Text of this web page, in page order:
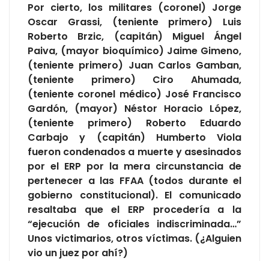
Por cierto, los militares (coronel) Jorge
Oscar Grassi, (teniente primero) Luis
Roberto Brzic, (capitán) Miguel Ángel
Paiva, (mayor bioquímico) Jaime Gimeno,
(teniente primero) Juan Carlos Gamban,
(teniente primero) Ciro Ahumada,
(teniente coronel médico) José Francisco
Gardón, (mayor) Néstor Horacio López,
(teniente primero) Roberto Eduardo
Carbajo y (capitán) Humberto Viola
fueron condenados a muerte y asesinados
por el ERP por la mera circunstancia de
pertenecer a las FFAA (todos durante el
gobierno constitucional). El comunicado
resaltaba que el ERP procedería a la
“ejecución de oficiales indiscriminada…”
Unos victimarios, otros víctimas. (¿Alguien
vio un juez por ahí?)